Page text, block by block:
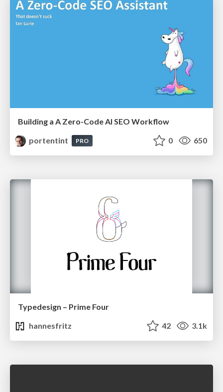
Building a A Zero-Code AI SEO Workflow
portentint
PRO 0 650
Typedesign – Prime Four
hannesfritz
42 3.1k